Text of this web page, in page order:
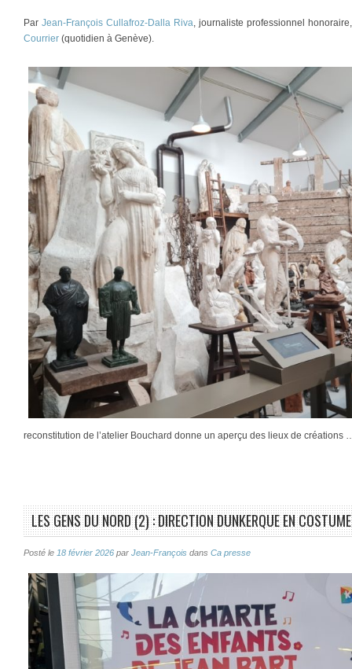
Par Jean-François Cullafroz-Dalla Riva , journaliste professionnel
Courrier (quotidien à Genève).
reconstitution de l’atelier Bouchard donne un aperçu des lieux de créations
LES GENS DU NORD (2) : DIRECTION DUNKERQUE EN
Posté le 18 février 2026 par Jean-François dans Ca presse